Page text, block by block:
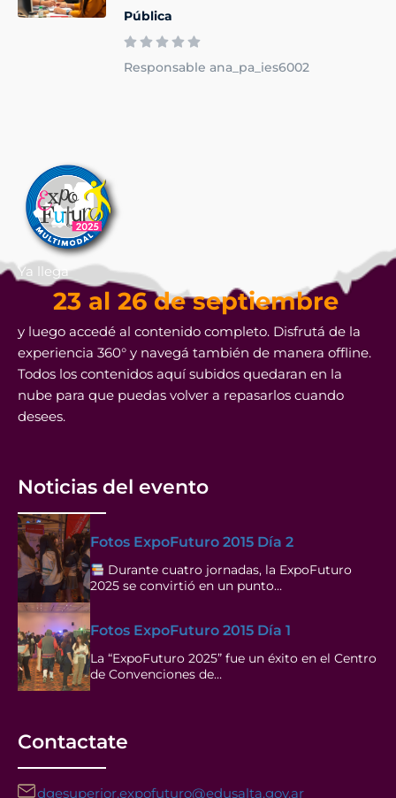
Pública
Responsable ana_pa_ies6002
Ya llega
23 al 26 de septiembre
y luego accedé al contenido completo. Disfrutá de la
experiencia 360° y navegá también de manera offline.
Todos los contenidos aquí subidos quedaran en la
nube para que puedas volver a repasarlos cuando
desees.
Noticias del evento
Fotos ExpoFuturo 2015 Día 2
Durante cuatro jornadas, la ExpoFuturo
2025 se convirtió en un punto…
Fotos ExpoFuturo 2015 Día 1
La “ExpoFuturo 2025” fue un éxito en el Centro
de Convenciones de…
Contactate
dgesuperior.expofuturo@edusalta.gov.ar